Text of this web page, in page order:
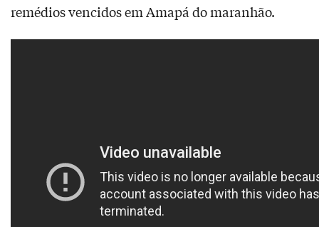
remédios vencidos em Amapá do maranhão.